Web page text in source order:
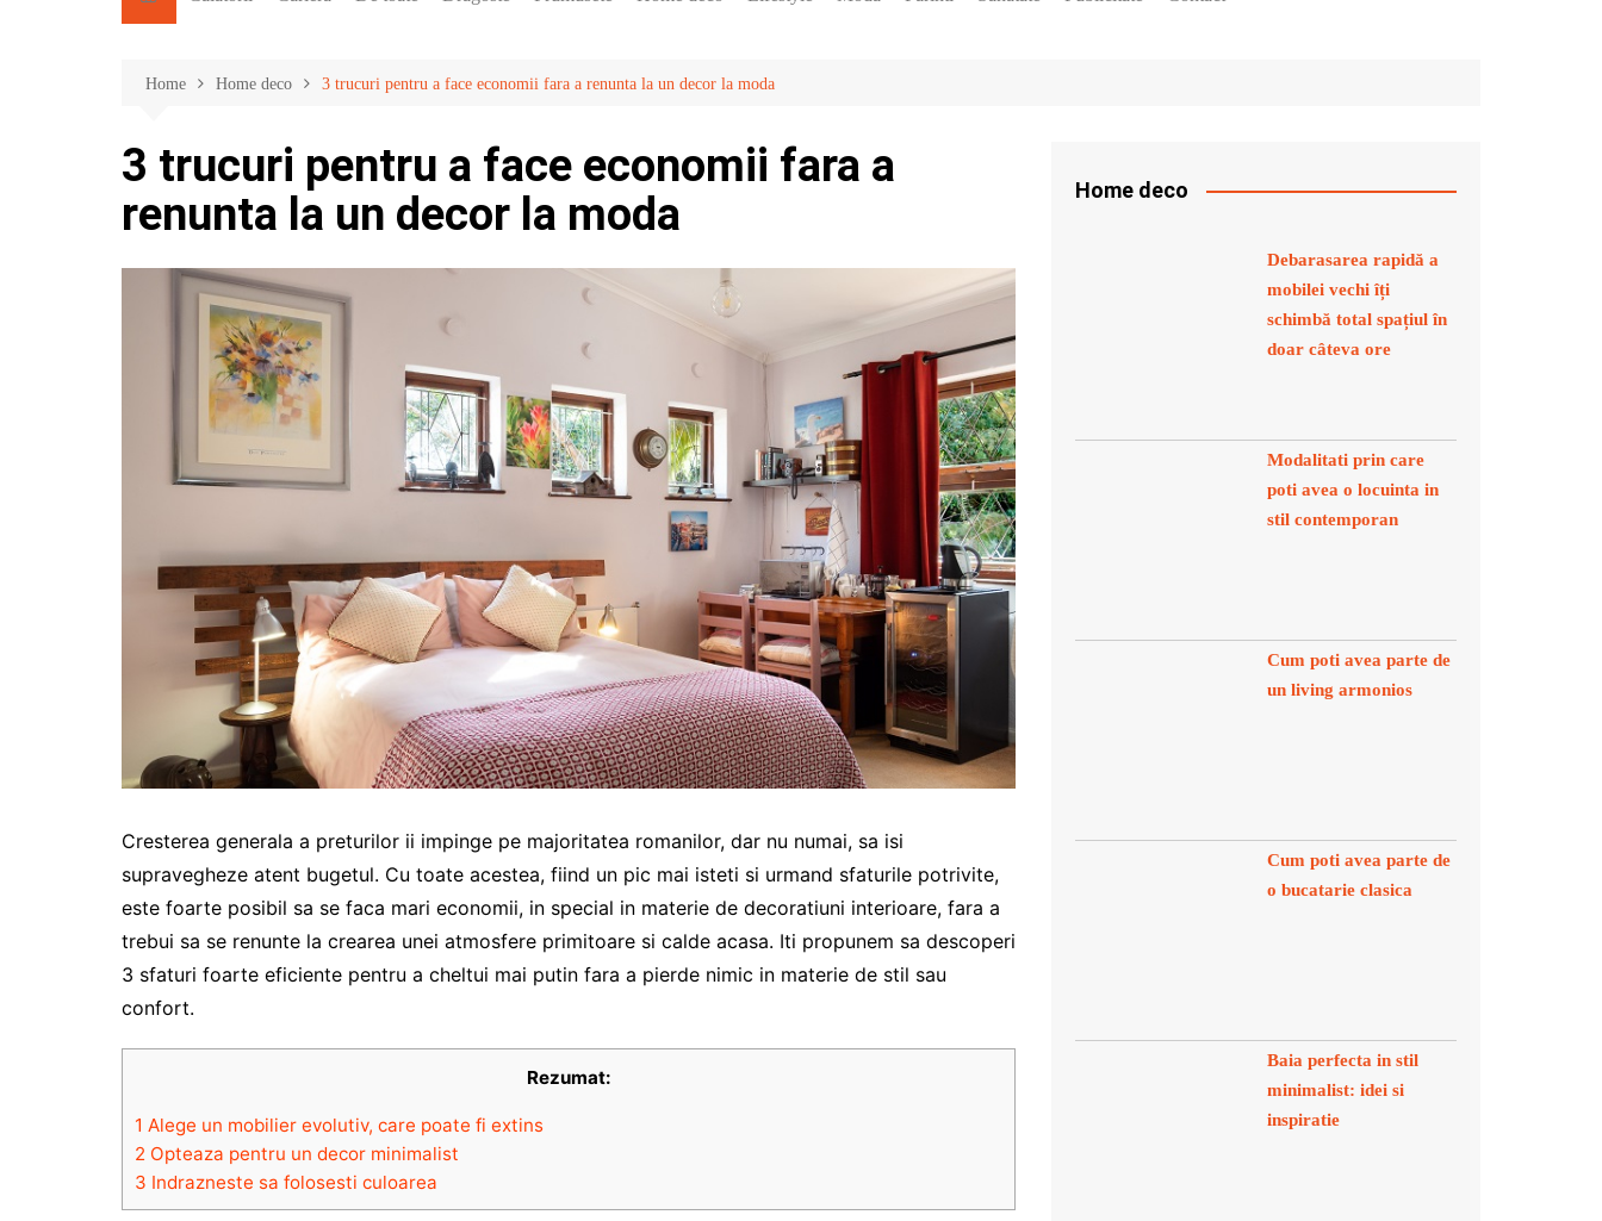
Horoscop
Home Home deco 3 trucuri pentru a face economii fara a renunta la un decor la moda
3 trucuri pentru a face economii fara a
renunta la un decor la moda
Cresterea generala a preturilor ii impinge pe majoritatea romanilor, dar nu numai, sa isi
supravegheze atent bugetul. Cu toate acestea, fiind un pic mai isteti si urmand sfaturile potrivite,
este foarte posibil sa se faca mari economii, in special in materie de decoratiuni interioare, fara a
trebui sa se renunte la crearea unei atmosfere primitoare si calde acasa. Iti propunem sa descoperi
3 sfaturi foarte eficiente pentru a cheltui mai putin fara a pierde nimic in materie de stil sau
confort.
Rezumat:
1 Alege un mobilier evolutiv, care poate fi extins
2 Opteaza pentru un decor minimalist
3 Indrazneste sa folosesti culoarea
Home deco
Debarasarea rapidă a
mobilei vechi îți
schimbă total spațiul în
doar câteva ore
Modalitati prin care
poti avea o locuinta in
stil contemporan
Cum poti avea parte de
un living armonios
Cum poti avea parte de
o bucatarie clasica
Baia perfecta in stil
minimalist: idei si
inspiratie